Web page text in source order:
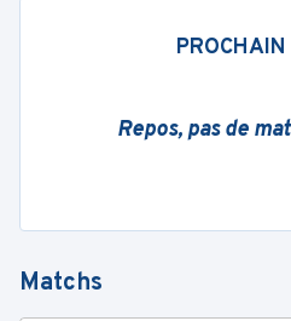
PROCHAIN
Repos, pas de
Matchs